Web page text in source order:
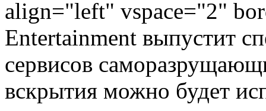
align="left" vspace="2"
Entertainment выпустит
сервисов
вскрытия можно будет